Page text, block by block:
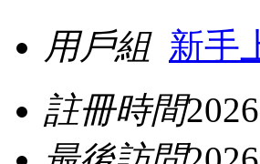
用戶組 新手
註冊時間